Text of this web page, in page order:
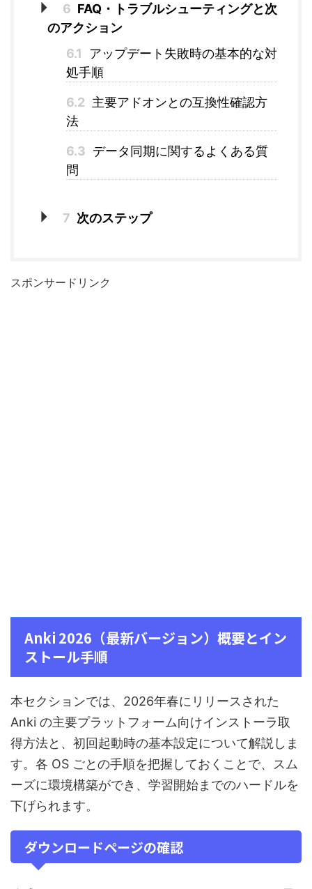
6 FAQ・トラブルシューティングと次
のアクション
6.1
アップデート失敗時の基本的な対
処手順
6.2 主要アドオンとの互換性確認方
法
6.3 データ同期に関するよくある質
問
7 次のステップ
スポンサードリンク
Anki 2026（最新バージョン）概要とイン
ストール手順
本セクションでは、2026年春にリリースされた
Anki の主要プラットフォーム向けインストーラ取
得方法と、初回起動時の基本設定について解説しま
す。各 OS ごとの手順を把握しておくことで、スム
ーズに環境構築ができ、学習開始までのハードルを
下げられます。
ダウンロードページの確認